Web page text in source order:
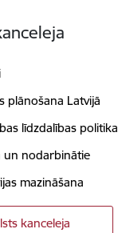
plānošana Latvijā
līdzdalības politika
un nodarbinātie
mazināšana
kanceleja